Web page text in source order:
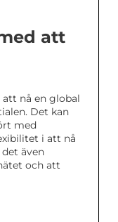
att
nå en global
Det kan
med
i att nå
även
och att